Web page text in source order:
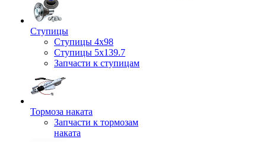
Ступицы
Ступицы 4x98
Ступицы 5x139.7
Запчасти к ступицам
Тормоза наката
Запчасти к тормозам
наката